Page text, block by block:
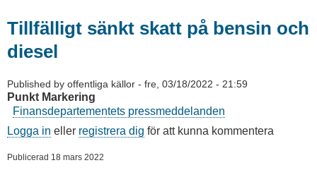
Tillfälligt sänkt skatt på bensin och
diesel
Published by offentliga källor - fre, 03/18/2022 - 21:59
Punkt Markering
Finansdepartementets pressmeddelanden
Logga in eller registrera dig för att kunna kommentera
Publicerad 18 mars 2022